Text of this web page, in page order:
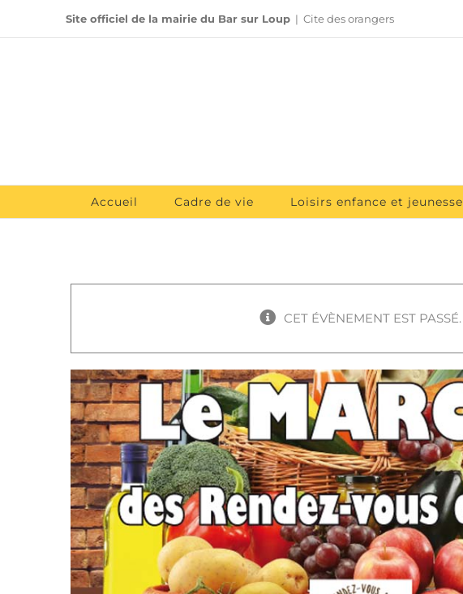
au
Site officiel de la mairie du Bar sur Loup | Cite des orangers
Accueil Cadre de vie Loisirs enfance et jeunesse
CET ÉVÈNEMENT EST PASSÉ.